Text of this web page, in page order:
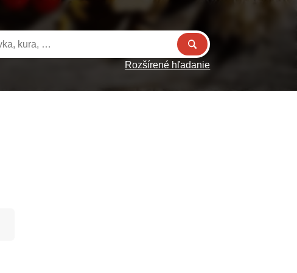
Rozšírené hľadanie